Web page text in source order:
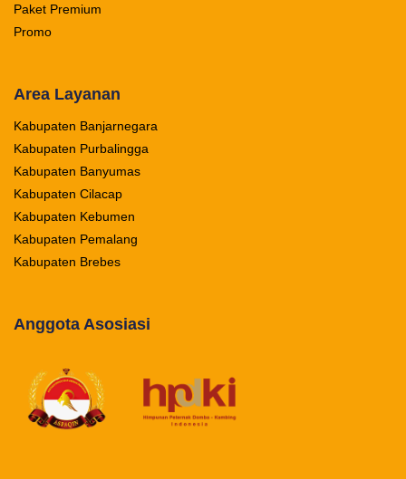
Paket Premium
Promo
Area Layanan
Kabupaten Banjarnegara
Kabupaten Purbalingga
Kabupaten Banyumas
Kabupaten Cilacap
Kabupaten Kebumen
Kabupaten Pemalang
Kabupaten Brebes
Anggota Asosiasi